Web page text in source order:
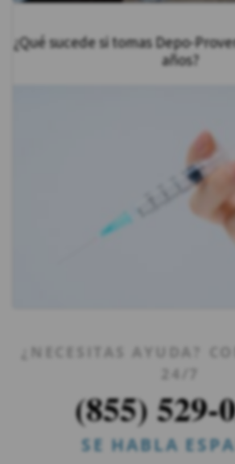
¿Qué sucede si tomas Depo-
años?
¿NECESITAS AYUDA?
24/7
(855) 529-
SE HABLA